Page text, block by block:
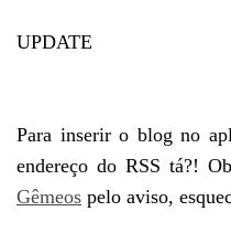
UPDATE
Para inserir o blog no
endereço do RSS tá?!
Gêmeos pelo aviso,